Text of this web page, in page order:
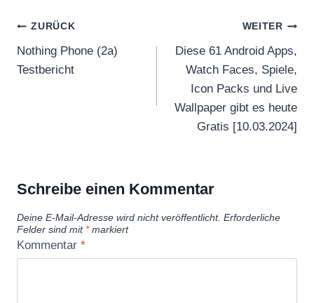
Beitragsnavigation
ZURÜCK
Nothing Phone (2a)
Testbericht
WEITER
Diese 61 Android Apps,
Watch Faces, Spiele,
Icon Packs und Live
Wallpaper gibt es heute
Gratis [10.03.2024]
Schreibe einen Kommentar
Deine E-Mail-Adresse wird nicht veröffentlicht. Erforderliche
Felder sind mit *markiert
Kommentar *